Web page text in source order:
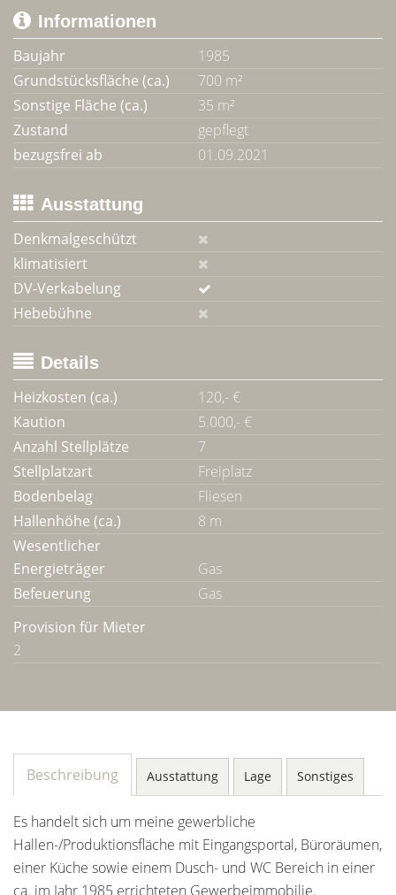
Informationen
Baujahr
1985
Grundstücksfläche (ca.)
700 m²
Sonstige Fläche (ca.)
35 m²
Zustand
gepflegt
bezugsfrei ab
01.09.2021
Ausstattung
Denkmalgeschützt
klimatisiert
DV-Verkabelung
Hebebühne
Details
Heizkosten (ca.)
120,- €
Kaution
5.000,- €
Anzahl Stellplätze
7
Stellplatzart
Freiplatz
Bodenbelag
Fliesen
Hallenhöhe (ca.)
8 m
Wesentlicher
Energieträger
Gas
Befeuerung
Gas
Provision für Mieter
2
Beschreibung Ausstattung Lage Sonstiges
Es handelt sich um meine gewerbliche
Hallen-/Produktionsfläche mit Eingangsportal, Büroräumen,
einer Küche sowie einem Dusch- und WC Bereich in einer
ca. im Jahr 1985 errichteten Gewerbeimmobilie.